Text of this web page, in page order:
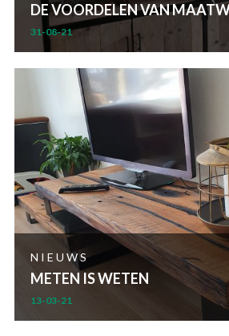
DE VOORDELEN VAN
31-08-21
NIEUWS
METEN IS WETEN
13-03-21